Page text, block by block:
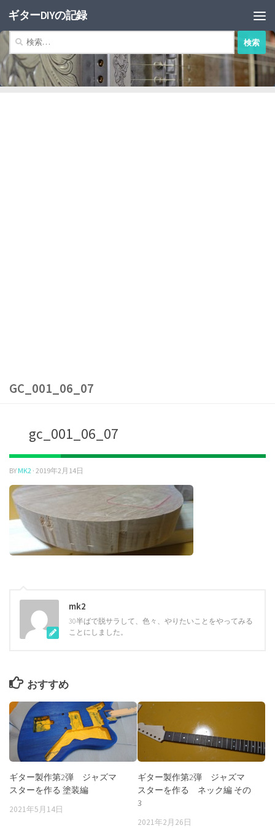
コンテンツへスキップ
ギターDIYの記録
索:
GC_001_06_07
gc_001_06_07
BY MK2 · 2019年2月14日
mk2
30半ばで脱サラして、色々、やりたいことをやってみる
ことにしました。
おすすめ
ギター製作第2弾 ジャズマ
スターを作る 塗装編
2021年5月14日
ギター製作第2弾 ジャズマ
スターを作る ネック編 その
3
2021年2月26日